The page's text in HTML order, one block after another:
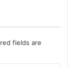
fields are